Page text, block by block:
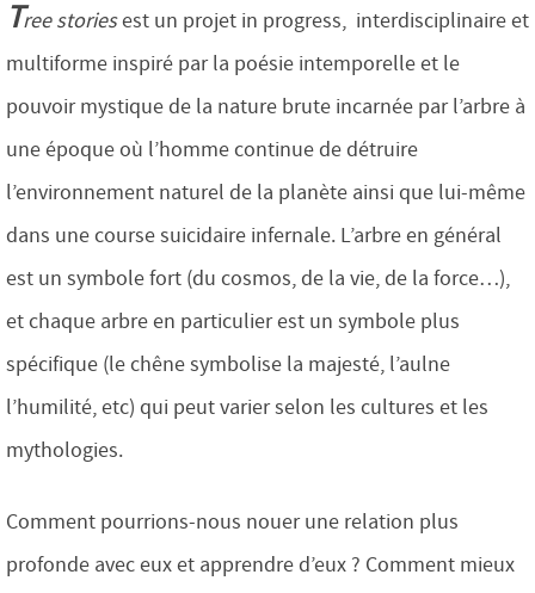
Tree storiesest un projet in progress, interdisciplinaire et
multiforme inspiré par la poésie intemporelle et le
pouvoir mystique de la nature brute incarnée par l’arbre à
une époque où l’homme continue de détruire
l’environnement naturel de la planète ainsi que lui-même
dans une course suicidaire infernale. L’arbre en général
est un symbole fort (du cosmos, de la vie, de la force…),
et chaque arbre en particulier est un symbole plus
spécifique (le chêne symbolise la majesté, l’aulne
l’humilité, etc) qui peut varier selon les cultures et les
mythologies.
Comment pourrions-nous nouer une relation plus
profonde avec eux et apprendre d’eux ? Comment mieux